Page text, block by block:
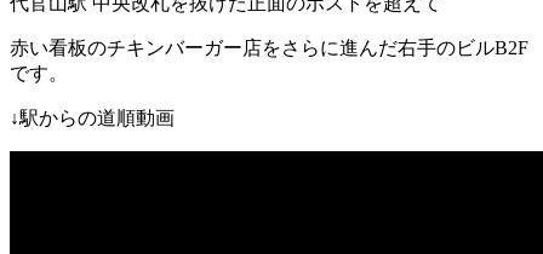
赤い看板のチキンバーガー店をさらに進んだ右手のビルB2F
です。
↓駅からの道順動画